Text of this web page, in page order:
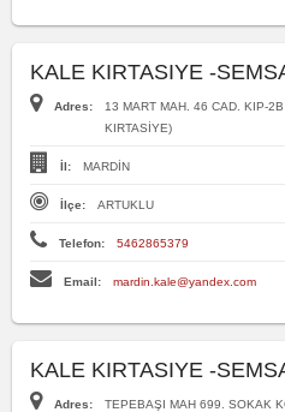
KALE KIRTASIYE -
Adres:
13 MART MAH. 46 CAD. KIP-
KIRTASİYE)
İl: MARDİN
İlçe: ARTUKLU
Telefon: 5462865379
Email: mardin.kale@yandex.com
KALE KIRTASIYE -
Adres:
TEPEBAŞI MAH 699. SOKAK